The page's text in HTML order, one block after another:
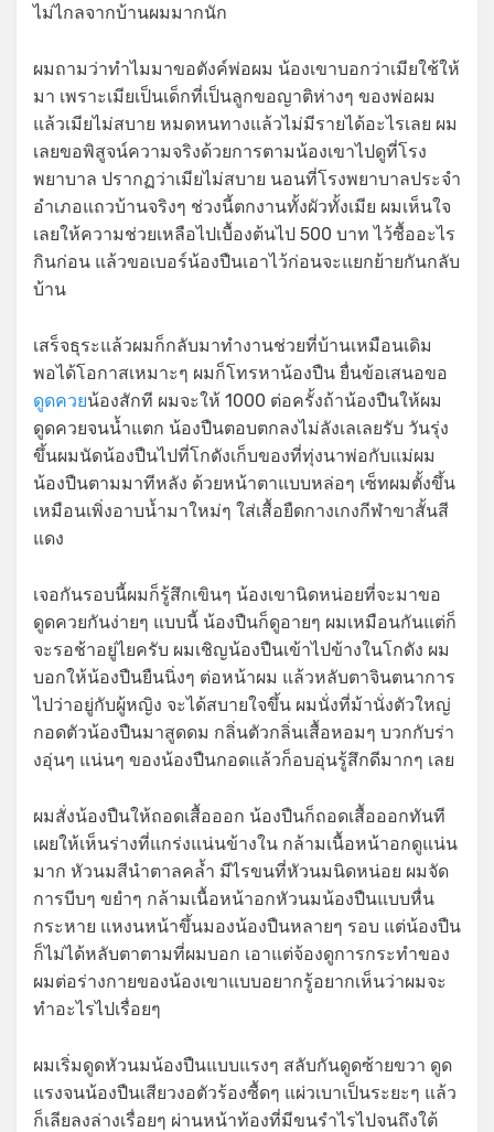
ไม่ไกลจากบ้านผมมากนัก
ผมถามว่าทำไมมาขอตังค์พ่อผม น้องเขาบอกว่าเมียใช้ให้
มา เพราะเมียเป็นเด็กที่เป็นลูกขอญาติห่างๆ ของพ่อผม
แล้วเมียไม่สบาย หมดหนทางแล้วไม่มีรายได้อะไรเลย ผม
เลยขอพิสูจน์ความจริงด้วยการตามน้องเขาไปดูที่โรง
พยาบาล ปรากฏว่าเมียไม่สบาย นอนที่โรงพยาบาลประจำ
อำเภอแถวบ้านจริงๆ ช่วงนี้ตกงานทั้งผัวทั้งเมีย ผมเห็นใจ
เลยให้ความช่วยเหลือไปเบื้องต้นไป 500 บาท ไว้ซื้ออะไร
กินก่อน แล้วขอเบอร์น้องปืนเอาไว้ก่อนจะแยกย้ายกันกลับ
บ้าน
เสร็จธุระแล้วผมก็กลับมาทำงานช่วยที่บ้านเหมือนเดิม
พอได้โอกาสเหมาะๆ ผมก็โทรหาน้องปืน ยื่นข้อเสนอขอ
ดูดควยน้องสักที ผมจะให้ 1000 ต่อครั้งถ้าน้องปืนให้ผม
ดูดควยจนน้ำแตก น้องปืนตอบตกลงไม่ลังเลเลยรับ วันรุ่ง
ขึ้นผมนัดน้องปืนไปที่โกดังเก็บของที่ทุ่งนาพ่อกับแม่ผม
น้องปืนตามมาทีหลัง ด้วยหน้าตาแบบหล่อๆ เซ็ทผมตั้งขึ้น
เหมือนเพิ่งอาบน้ำมาใหม่ๆ ใส่เสื้อยืดกางเกงกีฬาขาสั้นสี
แดง
เจอกันรอบนี้ผมก็รู้สึกเขินๆ น้องเขานิดหน่อยที่จะมาขอ
ดูดควยกันง่ายๆ แบบนี้ น้องปืนก็ดูอายๆ ผมเหมือนกันแต่ก็
จะรอช้าอยู่ไยครับ ผมเชิญน้องปืนเข้าไปข้างในโกดัง ผม
บอกให้น้องปืนยืนนิ่งๆ ต่อหน้าผม แล้วหลับตาจินตนาการ
ไปว่าอยู่กับผู้หญิง จะได้สบายใจขึ้น ผมนั่งที่ม้านั่งตัวใหญ่
กอดตัวน้องปืนมาสูดดม กลิ่นตัวกลิ่นเสื้อหอมๆ บวกกับร่า
งอุ่นๆ แน่นๆ ของน้องปืนกอดแล้วก็อบอุ่นรู้สึกดีมากๆ เลย
ผมสั่งน้องปืนให้ถอดเสื้อออก น้องปืนก็ถอดเสื้อออกทันที
เผยให้เห็นร่างที่แกร่งแน่นข้างใน กล้ามเนื้อหน้าอกดูแน่น
มาก หัวนมสีนำตาลคล้ำ มีไรขนที่หัวนมนิดหน่อย ผมจัด
การบีบๆ ขยำๆ กล้ามเนื้อหน้าอกหัวนมน้องปืนแบบหื่น
กระหาย แหงนหน้าขึ้นมองน้องปืนหลายๆ รอบ แต่น้องปืน
ก็ไม่ได้หลับตาตามที่ผมบอก เอาแต่จ้องดูการกระทำของ
ผมต่อร่างกายของน้องเขาแบบอยากรู้อยากเห็นว่าผมจะ
ทำอะไรไปเรื่อยๆ
ผมเริ่มดูดหัวนมน้องปืนแบบแรงๆ สลับกันดูดซ้ายขวา ดูด
แรงจนน้องปืนเสียวงอตัวร้องซื้ดๆ แผ่วเบาเป็นระยะๆ แล้ว
ก็เลียลงล่างเรื่อยๆ ผ่านหน้าท้องที่มีขนรำไรไปจนถึงใต้